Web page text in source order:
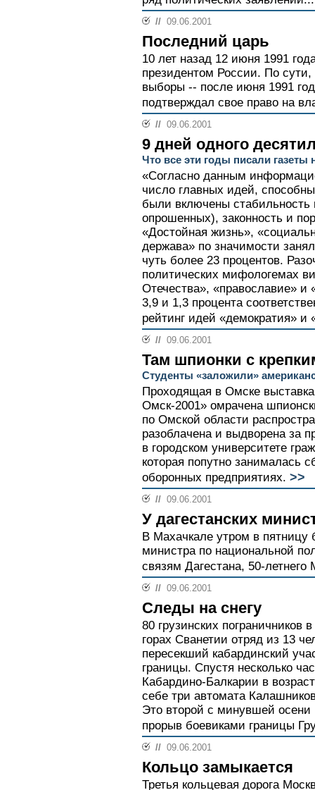
// 09.06.2001
Последний царь
10 лет назад 12 июня 1991
президентом России. По
выборы -- после июня 1991
подтверждал свое право на
// 09.06.2001
9 дней одного
Что все эти годы писали газеты
«Согласно данным
число главных идей,
были включены стабильность
опрошенных), законность и
«Достойная жизнь»,
держава» по значимости
чуть более 23 процентов.
политических мифологемах
Отечества», «православие»
3,9 и 1,3 процента
рейтинг идей «демократия» и
// 09.06.2001
Там шпионки с
Студенты «заложили»
Проходящая в Омске
Омск-2001» омрачена
по Омской области
разоблачена и выдворена за
в городском университете
которая попутно занималась
оборонных предприятиях. >>
// 09.06.2001
У дагестанских
В Махачкале утром в
министра по национальной
связям Дагестана, 50-
// 09.06.2001
Следы на снегу
80 грузинских пограничников
горах Сванетии отряд из 13
пересекший кабардинский
границы. Спустя несколько
Кабардино-Балкарии в
себе три автомата
Это второй с минувшей
прорыв боевиками границы
// 09.06.2001
Кольцо замыкается
Третья кольцевая дорога